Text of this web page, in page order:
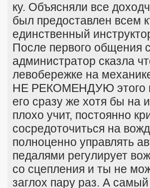
ку. Объясняли все
был предоставлен всем
единственный
После первого общения
администратор сказла
левобережке на
НЕ РЕКОМЕНДУЮ этого
его сразу же хотя бы на
плохо учит, постоянно
сосредоточиться на
полноценно управлять
педалями регулирует
со сцепления и ты не
заглох пару раз. А